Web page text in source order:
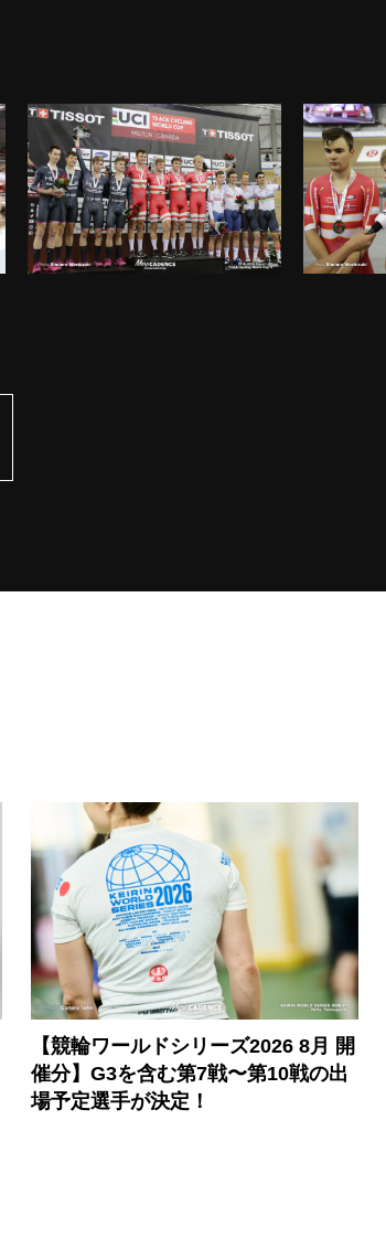
【競輪ワールドシリーズ2026 8月 開
催分】G3を含む第7戦〜第10戦の出
場予定選手が決定！